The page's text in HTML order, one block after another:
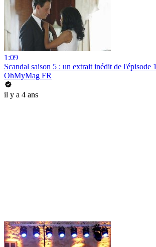
1:09
Scandal saison 5 : un extrait inédit de l'épisode 1
OhMyMag FR
il y a 4 ans